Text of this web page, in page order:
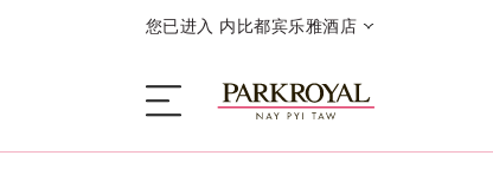
您已进入 内比都宾乐雅酒店